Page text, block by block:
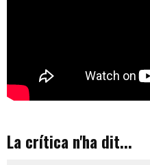
La crítica n'ha dit...